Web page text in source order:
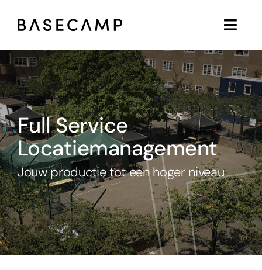
naar
Full Service
Locatiemanagement
Jouw productie tot een hoger niveau